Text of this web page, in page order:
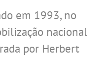
em 1993, no
nacional
por Herbert